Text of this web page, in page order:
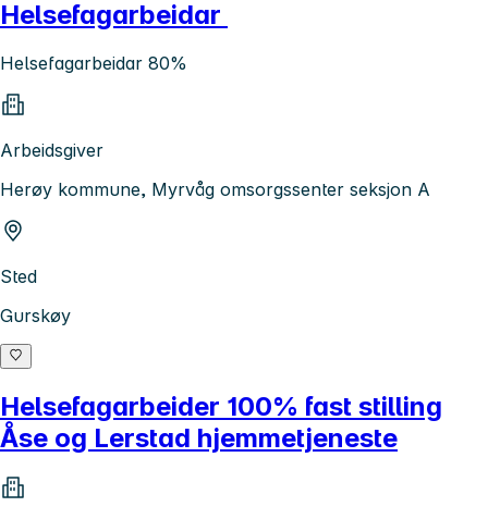
Helsefagarbeidar
Helsefagarbeidar 80%
Arbeidsgiver
Herøy kommune, Myrvåg omsorgssenter seksjon A
Sted
Gurskøy
Helsefagarbeider 100% fast stilling
Åse og Lerstad hjemmetjeneste